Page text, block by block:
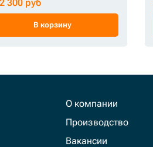
300 руб
В корзину
О компании
Производство
Вакансии